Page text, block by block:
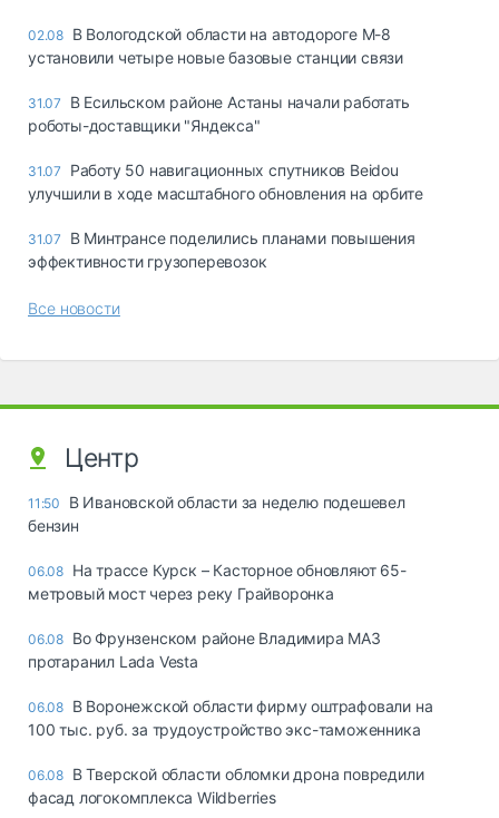
02.08 В Вологодской области на автодороге М-8
установили четыре новые базовые станции связи
31.07
В Есильском районе Астаны начали работать
роботы-доставщики "Яндекса"
31.07
Работу 50 навигационных спутников Beidou
улучшили в ходе масштабного обновления на орбите
31.07
В Минтрансе поделились планами повышения
эффективности грузоперевозок
Все новости
Центр
11:50
В Ивановской области за неделю подешевел
бензин
06.08 На трассе Курск – Касторное обновляют 65-
метровый мост через реку Грайворонка
06.08 Во Фрунзенском районе Владимира МАЗ
протаранил Lada Vesta
06.08 В Воронежской области фирму оштрафовали на
100 тыс. руб. за трудоустройство экс-таможенника
06.08 В Тверской области обломки дрона повредили
фасад логокомплекса Wildberries